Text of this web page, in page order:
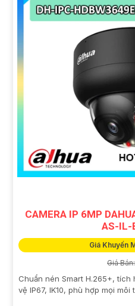
CAMERA IP 6MP
AS-IL-
Giá Khuyến
Giá
Chuẩn nén Smart H.265+, tích
vệ IP67, IK10, phù hợp mọi